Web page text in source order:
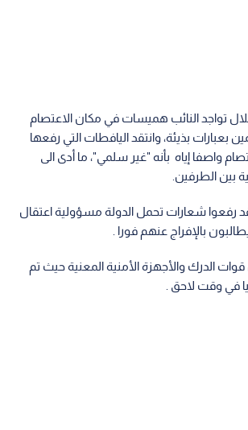
تواجد النائب هميسات في مكان الاعتصام
بذيئة، وانتقد اليافطات التي رفعها
واصفا إياه بأنه "غير سلمي"، ما أدى الى
بين الطرفين.
رفعوا شعارات تحمل الدولة مسؤولية اعتقال
بالإفراج عنهم فورا .
الدرك والأجهزة الأمنية المعنية حيث تم
في وقت لاحق .